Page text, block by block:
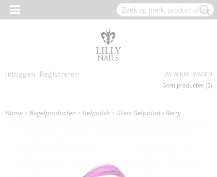
Inloggen Registreren
UW WINKELWAGEN
Geen producten (0)
Home>Nagelproducten > Gelpolish > Glass Gelpolish - Berry